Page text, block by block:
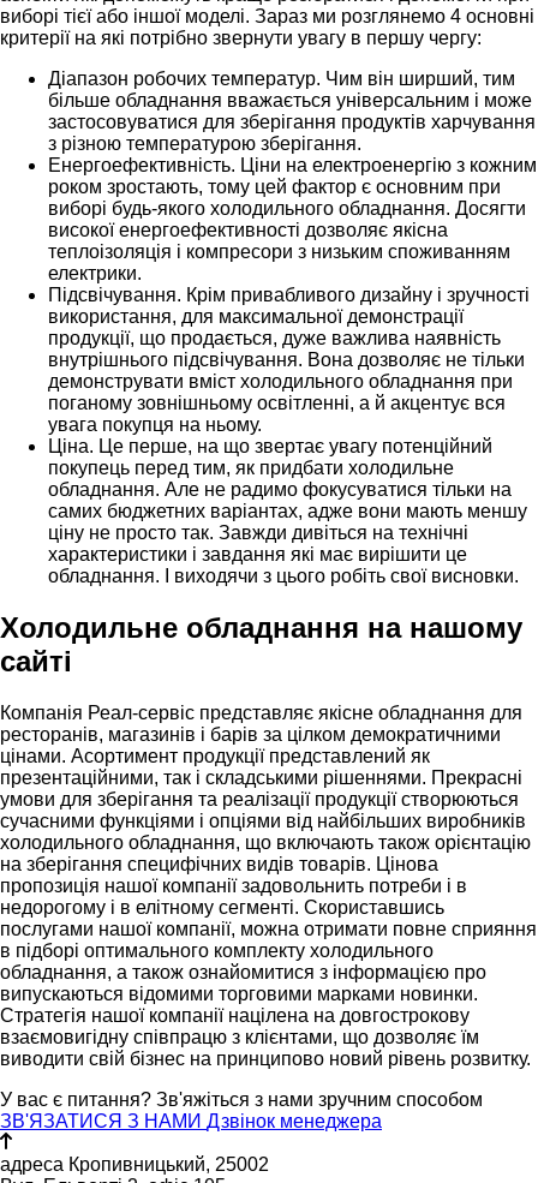
виборі тієї або іншої моделі. Зараз ми розглянемо 4 основні
критерії на які потрібно звернути увагу в першу чергу:
Діапазон робочих температур. Чим він ширший, тим
більше обладнання вважається універсальним і може
застосовуватися для зберігання продуктів харчування
з різною температурою зберігання.
Енергоефективність. Ціни на електроенергію з кожним
роком зростають, тому цей фактор є основним при
виборі будь-якого холодильного обладнання. Досягти
високої енергоефективності дозволяє якісна
теплоізоляція і компресори з низьким споживанням
електрики.
Підсвічування. Крім привабливого дизайну і зручності
використання, для максимальної демонстрації
продукції, що продається, дуже важлива наявність
внутрішнього підсвічування. Вона дозволяє не тільки
демонструвати вміст холодильного обладнання при
поганому зовнішньому освітленні, а й акцентує вся
увага покупця на ньому.
Ціна. Це перше, на що звертає увагу потенційний
покупець перед тим, як придбати холодильне
обладнання. Але не радимо фокусуватися тільки на
самих бюджетних варіантах, адже вони мають меншу
ціну не просто так. Завжди дивіться на технічні
характеристики і завдання які має вирішити це
обладнання. І виходячи з цього робіть свої висновки.
Холодильне обладнання на нашому
сайті
Компанія Реал-сервіс представляє якісне обладнання для
ресторанів, магазинів і барів за цілком демократичними
цінами. Асортимент продукції представлений як
презентаційними, так і складськими рішеннями. Прекрасні
умови для зберігання та реалізації продукції створюються
сучасними функціями і опціями від найбільших виробників
холодильного обладнання, що включають також орієнтацію
на зберігання специфічних видів товарів. Цінова
пропозиція нашої компанії задовольнить потреби і в
недорогому і в елітному сегменті. Скориставшись
послугами нашої компанії, можна отримати повне сприяння
в підборі оптимального комплекту холодильного
обладнання, а також ознайомитися з інформацією про
випускаються відомими торговими марками новинки.
Стратегія нашої компанії націлена на довгострокову
взаємовигідну співпрацю з клієнтами, що дозволяє їм
виводити свій бізнес на принципово новий рівень розвитку.
У вас є питання? Зв'яжіться з нами зручним способом
ЗВ'ЯЗАТИСЯ З НАМИ Дзвінок менеджера
адреса Кропивницький, 25002